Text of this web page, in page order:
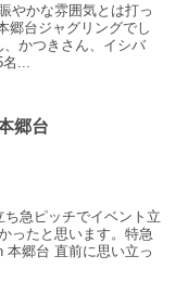
やかな雰囲気とは打っ
郷台ジャグリングでし
かつきさん、イシバ
...
郷台
急ピッチでイベント立
ったと思います。特急
本郷台 直前に思い立っ